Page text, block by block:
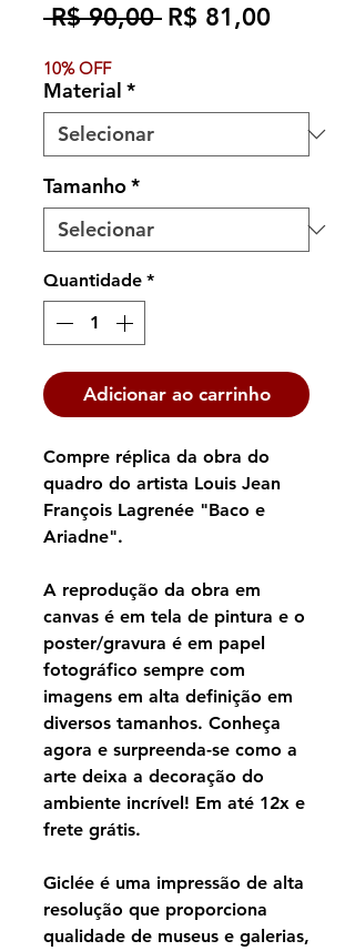
R$ 90,00 Preço
R$ 81,00Preço
10% OFF
Material *
Tamanho*
Quantidade *
Adicionar ao carrinho
Compre réplica da obra do
quadro do artista Louis Jean
François Lagrenée "Baco e
Ariadne".
A reprodução da obra em
canvas é em tela de pintura e o
poster/gravura é em papel
fotográfico sempre com
imagens em alta definição em
diversos tamanhos. Conheça
agora e surpreenda-se como a
arte deixa a decoração do
ambiente incrível! Em até 12x e
frete grátis.
Giclée é uma impressão de alta
resolução que proporciona
qualidade de museus e galerias,